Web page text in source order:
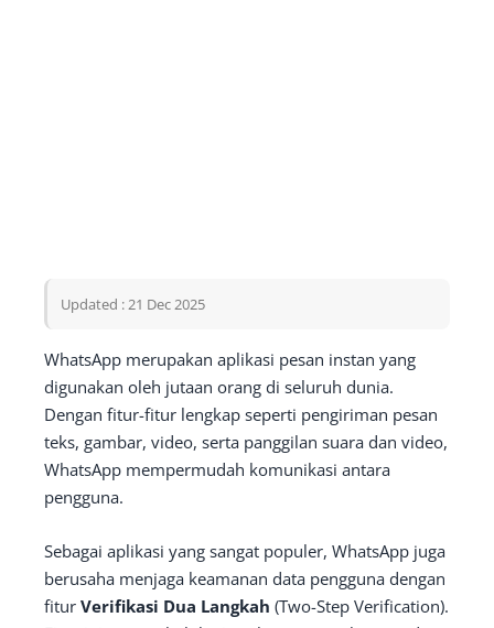
Updated : 21 Dec 2025
WhatsApp merupakan aplikasi pesan instan yang
digunakan oleh jutaan orang di seluruh dunia.
Dengan fitur-fitur lengkap seperti pengiriman pesan
teks, gambar, video, serta panggilan suara dan video,
WhatsApp mempermudah komunikasi antara
pengguna.
Sebagai aplikasi yang sangat populer, WhatsApp juga
berusaha menjaga keamanan data pengguna dengan
fitur Verifikasi Dua Langkah (Two-Step Verification).